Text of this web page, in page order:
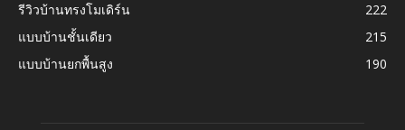
รีวิวบ้านทรงโมเดิร์น
222
แบบบ้านชั้นเดียว
215
แบบบ้านยกพื้นสูง
190